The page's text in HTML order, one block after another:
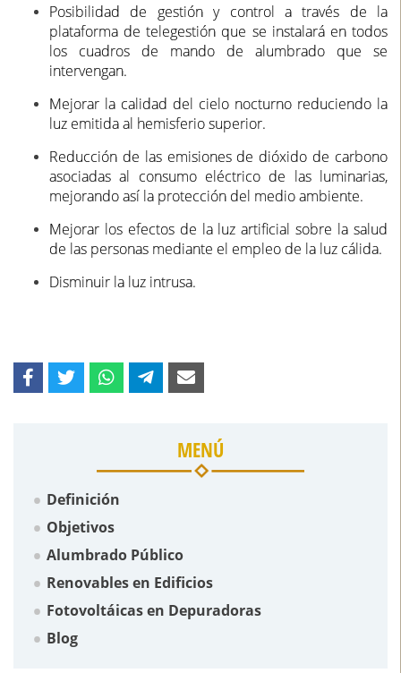
Posibilidad de gestión y control a través de la
plataforma de telegestión que se instalará en todos
los cuadros de mando de alumbrado que se
intervengan.
Mejorar la calidad del cielo nocturno reduciendo la
luz emitida al hemisferio superior.
Reducción de las emisiones de dióxido de carbono
asociadas al consumo eléctrico de las luminarias,
mejorando así la protección del medio ambiente.
Mejorar los efectos de la luz artificial sobre la salud
de las personas mediante el empleo de la luz cálida.
Disminuir la luz intrusa.
MENÚ
Definición
Objetivos
Alumbrado Público
Renovables en Edificios
Fotovoltáicas en Depuradoras
Blog